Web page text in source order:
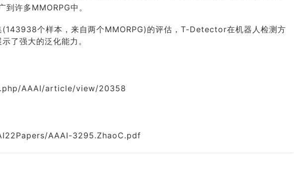
许多MMORPG中。
(143938个样本，来自两个MMORPG)的评估，T-Detector在机器人检测方
了强大的泛化能力。
AAAI/article/view/20358
AAAI-3295.ZhaoC.pdf